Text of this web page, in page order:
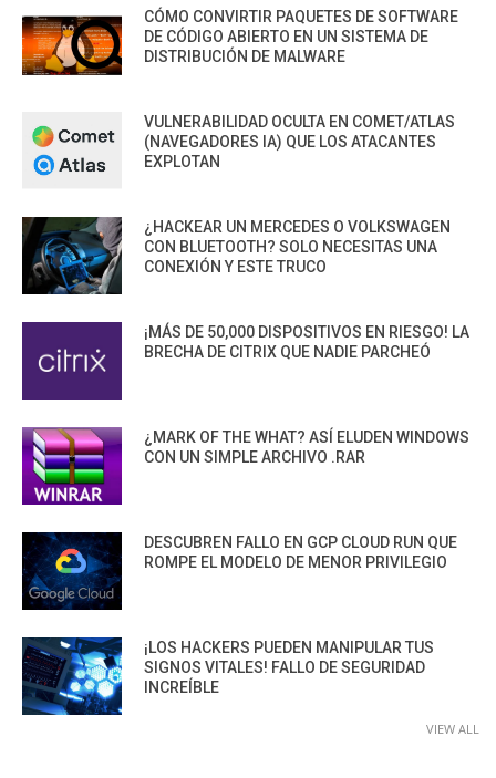
CÓMO CONVIRTIR PAQUETES DE SOFTWARE
DE CÓDIGO ABIERTO EN UN SISTEMA DE
DISTRIBUCIÓN DE MALWARE
VULNERABILIDAD OCULTA EN COMET/ATLAS
(NAVEGADORES IA) QUE LOS ATACANTES
EXPLOTAN
¿HACKEAR UN MERCEDES O VOLKSWAGEN
CON BLUETOOTH? SOLO NECESITAS UNA
CONEXIÓN Y ESTE TRUCO
¡MÁS DE 50,000 DISPOSITIVOS EN RIESGO! LA
BRECHA DE CITRIX QUE NADIE PARCHEÓ
¿MARK OF THE WHAT? ASÍ ELUDEN WINDOWS
CON UN SIMPLE ARCHIVO .RAR
DESCUBREN FALLO EN GCP CLOUD RUN QUE
ROMPE EL MODELO DE MENOR PRIVILEGIO
¡LOS HACKERS PUEDEN MANIPULAR TUS
SIGNOS VITALES! FALLO DE SEGURIDAD
INCREÍBLE
VIEW ALL